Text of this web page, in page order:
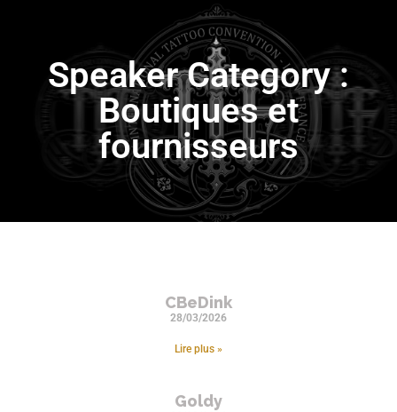
Speaker Category :
Boutiques et
fournisseurs
CBeDink
28/03/2026
Lire plus »
Goldy